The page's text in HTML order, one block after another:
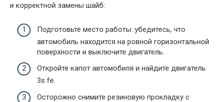
и корректной замены шайб:
Подготовьте место работы: убедитесь, что
автомобиль находится на ровной горизонтальной
поверхности и выключите двигатель.
Откройте капот автомобиля и найдите двигатель
3s fe.
Осторожно снимите резиновую прокладку с